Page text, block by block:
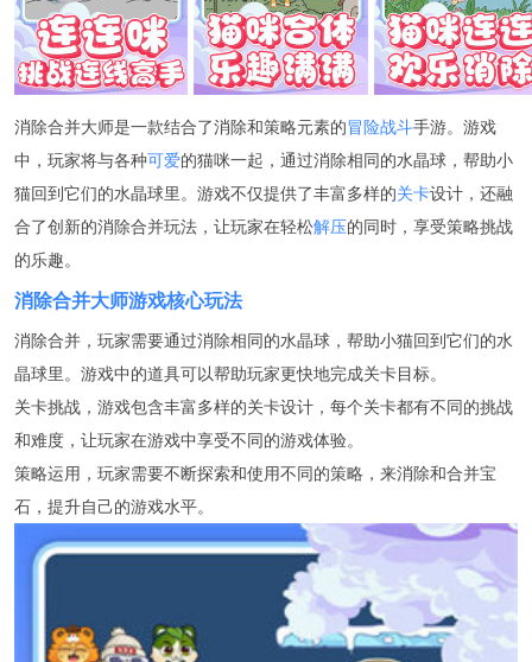
消除合并大师是一款结合了消除和策略元素的冒险战斗手游。游戏
中，玩家将与各种可爱的猫咪一起，通过消除相同的水晶球，帮助小
猫回到它们的水晶球里。游戏不仅提供了丰富多样的关卡设计，还融
合了创新的消除合并玩法，让玩家在轻松解压的同时，享受策略挑战
的乐趣。
消除合并大师游戏核心玩法
消除合并，玩家需要通过消除相同的水晶球，帮助小猫回到它们的水
晶球里。游戏中的道具可以帮助玩家更快地完成关卡目标。
关卡挑战，游戏包含丰富多样的关卡设计，每个关卡都有不同的挑战
和难度，让玩家在游戏中享受不同的游戏体验。
策略运用，玩家需要不断探索和使用不同的策略，来消除和合并宝
石，提升自己的游戏水平。